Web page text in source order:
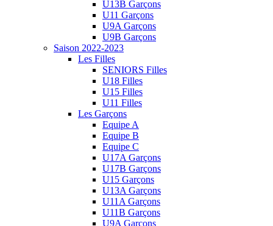
U13B Garçons
U11 Garçons
U9A Garçons
U9B Garçons
Saison 2022-2023
Les Filles
SENIORS Filles
U18 Filles
U15 Filles
U11 Filles
Les Garçons
Equipe A
Equipe B
Equipe C
U17A Garçons
U17B Garçons
U15 Garçons
U13A Garçons
U11A Garçons
U11B Garçons
U9A Garçons